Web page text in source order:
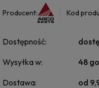
Producent: Kod
Dostępność:
Wysyłka w:
48
Dostawa:
od